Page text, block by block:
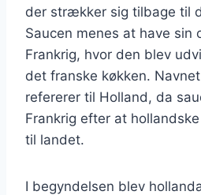
der strækker sig tilbage til
Saucen menes at have sin
Frankrig, hvor den blev
det franske køkken. Navnet
refererer til Holland, da
Frankrig efter at
til landet.
I begyndelsen blev